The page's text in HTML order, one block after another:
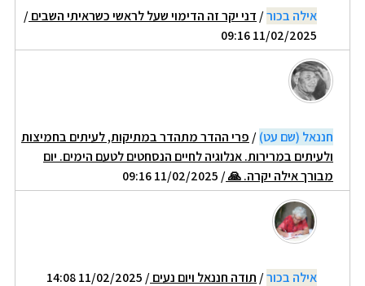
אילה בכור/ דני יקר זה הדימוי שעל לראשי כשראיתי השבים/
11/02/2025 09:16
חננאל (שם עט)/ פרי ההדר מתהדר במתיקות, לעיתים בחמיצות
ולעיתים במרירות. אנלוגיה לחיים הנסחטים לטעם הימים. יום
מבורך אילה יקרה. 🙏/ 11/02/2025 09:16
אילה בכור/ תודה חננאל ויום נעים/ 11/02/2025 14:08